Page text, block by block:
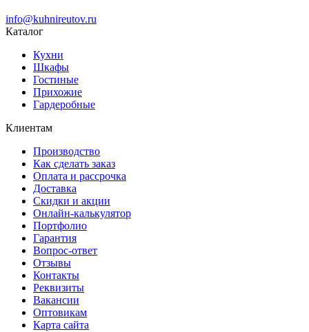
info@kuhnireutov.ru
Каталог
Кухни
Шкафы
Гостиные
Прихожие
Гардеробные
Клиентам
Производство
Как сделать заказ
Оплата и рассрочка
Доставка
Скидки и акции
Онлайн-калькулятор
Портфолио
Гарантия
Вопрос-ответ
Отзывы
Контакты
Реквизиты
Вакансии
Оптовикам
Карта сайта